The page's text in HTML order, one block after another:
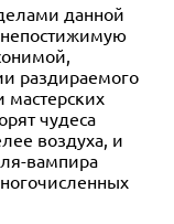
данной
непостижимую
раздираемого
чудеса
воздуха, и
вампира